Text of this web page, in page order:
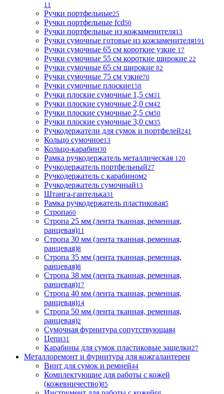
11
Ручки портфельные25
Ручки портфельные fcd50
Ручки портфельные из кожзаменителя13
Ручки сумочные готовые из кожзаменителя191
Ручки сумочные 65 см короткие узкие 17
Ручки сумочные 55 см короткие широкие 22
Ручки сумочные 65 см широкие 82
Ручки сумочные 75 см узкие70
Ручки сумочные плоские158
Ручки плоские сумочные 1,5 см31
Ручки плоские сумочные 2,0 см42
Ручки плоские сумочные 2,5 см50
Ручки плоские сумочные 3,0 см35
Ручкодержатели для сумок и портфелей241
Кольцо сумочное13
Кольцо-карабин30
Рамка ручкодержатель металлическая 120
Ручкодержатель портфельный27
Ручкодержатель с карабином2
Ручкодержатель сумочный13
Штанга-гантелька31
Рамка ручкодержатель пластиковая5
Стропа60
Стропа 25 мм (лента тканная, ременная,
ранцевая)11
Стропа 30 мм (лента тканная, ременная,
ранцевая)8
Стропа 35 мм (лента тканная, ременная,
ранцевая)8
Стропа 38 мм (лента тканная, ременная,
ранцевая)17
Стропа 40 мм (лента тканная, ременная,
ранцевая)14
Стропа 50 мм (лента тканная, ременная,
ранцевая)2
Сумочная фурнитура сопутствующая4
Цепи31
Карабины для сумок пластиковые защелки27
Металлоремонт и фурнитура для кожгалантереи
Винт для сумок и ремней44
Комплектующие для работы с кожей
(кожевничество)85